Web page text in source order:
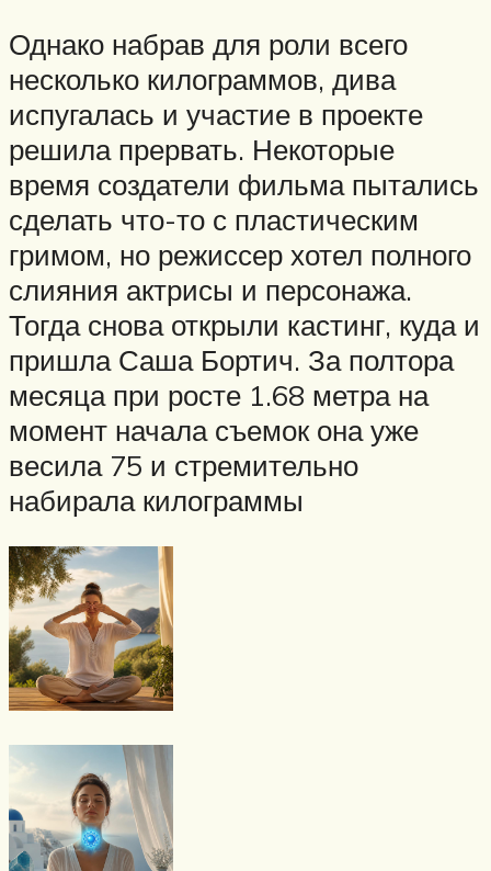
Однако набрав для роли всего
несколько килограммов, дива
испугалась и участие в проекте
решила прервать. Некоторые
время создатели фильма пытались
сделать что-то с пластическим
гримом, но режиссер хотел полного
слияния актрисы и персонажа.
Тогда снова открыли кастинг, куда и
пришла Саша Бортич. За полтора
месяца при росте 1.68 метра на
момент начала съемок она уже
весила 75 и стремительно
набирала килограммы